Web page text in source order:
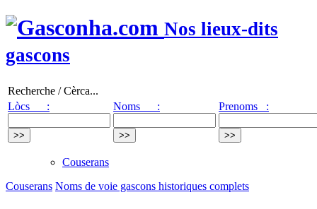
Nos lieux-dits
gascons
Recherche / Cèrca...
Lòcs :
Noms : Prenoms :
Couserans
Couserans Noms de voie gascons historiques complets